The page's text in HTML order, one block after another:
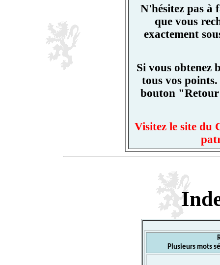
N'hésitez pas à
que vous
exactement
Si vous obtenez
tous vos
bouton
Visitez le site du
Plusieurs mots